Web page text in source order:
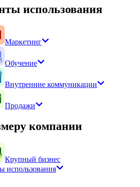
использования
Маркетинг
Обучение
Внутренние коммуникации
Продажи
компании
Крупный бизнес
использования